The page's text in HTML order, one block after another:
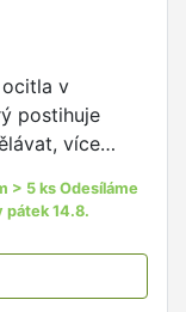
v
postihuje
více
> 5 ks Odesíláme
pátek 14.8.